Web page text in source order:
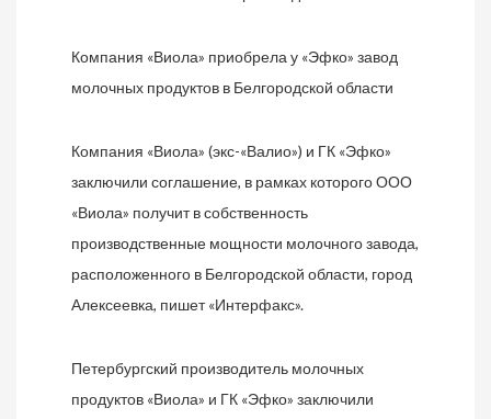
Компания «Виола» приобрела у «Эфко» завод
молочных продуктов в Белгородской области
Компания «Виола» (экс-«Валио») и ГК «Эфко»
заключили соглашение, в рамках которого ООО
«Виола» получит в собственность
производственные мощности молочного завода,
расположенного в Белгородской области, город
Алексеевка, пишет «Интерфакс».
Петербургский производитель молочных
продуктов «Виола» и ГК «Эфко» заключили